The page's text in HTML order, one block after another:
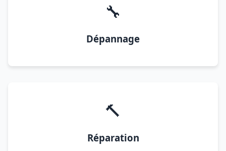
🔧
Dépannage
🔨
Réparation